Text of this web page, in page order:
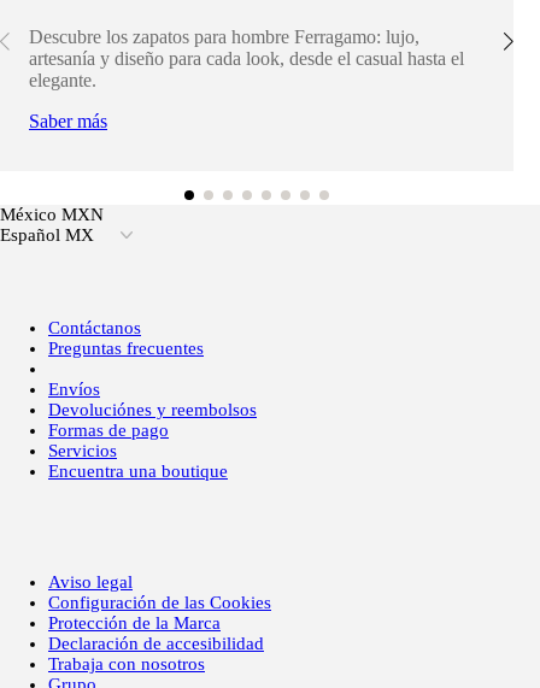
Descubre los zapatos para hombre Ferragamo: lujo,
artesanía y diseño para cada look, desde el casual hasta el
elegante.
Saber más
México MXN
Español MX
Contáctanos
Preguntas frecuentes
Envíos
Devoluciónes y reembolsos
Formas de pago
Servicios
Encuentra una boutique
Aviso legal
Configuración de las Cookies
Protección de la Marca
Declaración de accesibilidad
Trabaja con nosotros
Grupo